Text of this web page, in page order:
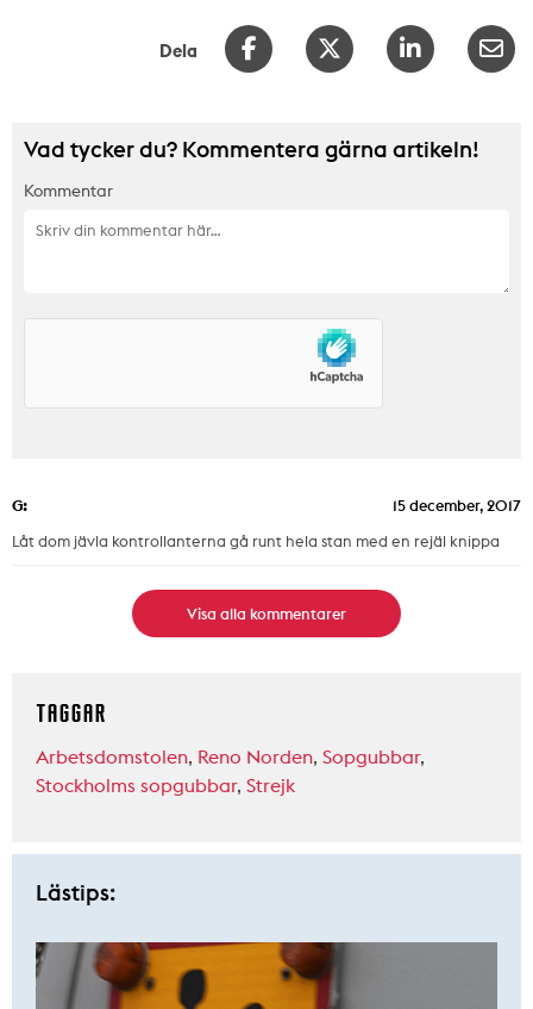
Dela
Vad tycker du? Kommentera gärna artikeln!
Kommentar
G:
15 december, 2017
Låt dom jävla kontrollanterna gå runt hela stan med en rejäl knippa
Visa alla kommentarer
TAGGAR
Arbetsdomstolen, Reno Norden, Sopgubbar,
Stockholms sopgubbar, Strejk
Lästips: